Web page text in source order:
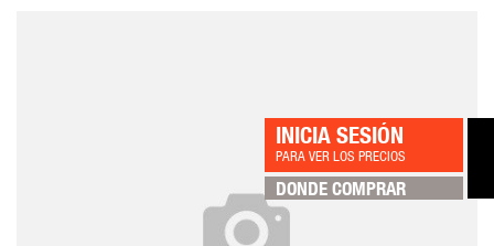
INICIA SESIÓN
PARA VER LOS PRECIOS
DONDE COMPRAR